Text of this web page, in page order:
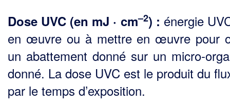
Dose UVC (en mJ · cm–2) : énergie
en œuvre ou à mettre en œuvre pour
un abattement donné sur un micro-
donné. La dose UVC est le produit du
par le temps d’exposition.